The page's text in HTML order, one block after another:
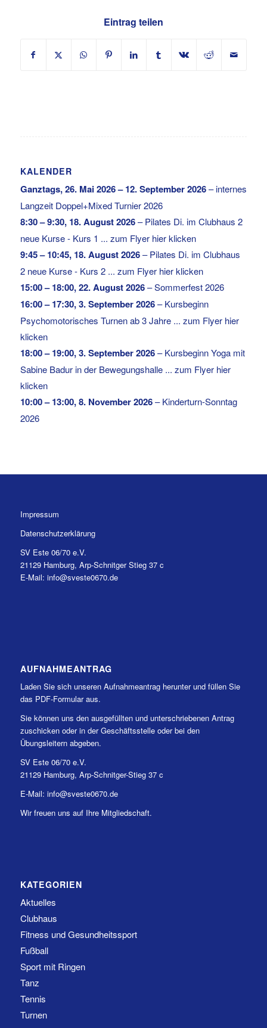
Eintrag teilen
KALENDER
Ganztags,26. Mai 2026– 12. September 2026–internes
Langzeit Doppel+Mixed Turnier 2026
8:30– 9:30, 18. August 2026–Pilates Di. im Clubhaus 2
neue Kurse - Kurs 1 ... zum Flyer hier klicken
9:45– 10:45, 18. August 2026–Pilates Di. im Clubhaus
2 neue Kurse - Kurs 2 ... zum Flyer hier klicken
15:00– 18:00,22. August 2026–Sommerfest 2026
16:00– 17:30,3. September 2026–Kursbeginn
Psychomotorisches Turnen ab 3 Jahre ... zum Flyer hier
klicken
18:00– 19:00,3. September 2026–Kursbeginn Yoga mit
Sabine Badur in der Bewegungshalle ... zum Flyer hier
klicken
10:00– 13:00,8. November 2026–Kinderturn-Sonntag
2026
Impressum
Datenschutzerklärung
SV Este 06/70 e.V.
21129 Hamburg, Arp-Schnitger Stieg 37 c
E-Mail: info@sveste0670.de
AUFNAHMEANTRAG
Laden Sie sich unseren Aufnahmeantrag herunter und füllen Sie
das PDF-Formular aus.
Sie können uns den ausgefüllten und unterschriebenen Antrag
zuschicken oder in der Geschäftsstelle oder bei den
Übungsleitern abgeben.
SV Este 06/70 e.V.
21129 Hamburg, Arp-Schnitger-Stieg 37 c
E-Mail: info@sveste0670.de
Wir freuen uns auf Ihre Mitgliedschaft.
KATEGORIEN
Aktuelles
Clubhaus
Fitness und Gesundheitssport
Fußball
Sport mit Ringen
Tanz
Tennis
Turnen